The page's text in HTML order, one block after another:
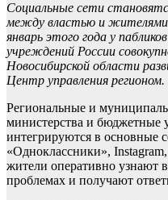
Социальные сети
между властью и
январь этого года у
учреждений России
Новосибирской области
Центр управления регионом.
Региональные и
министерства и бюджетные
интегрируются в основные
«Одноклассники»,
жители оперативно
проблемах и получают